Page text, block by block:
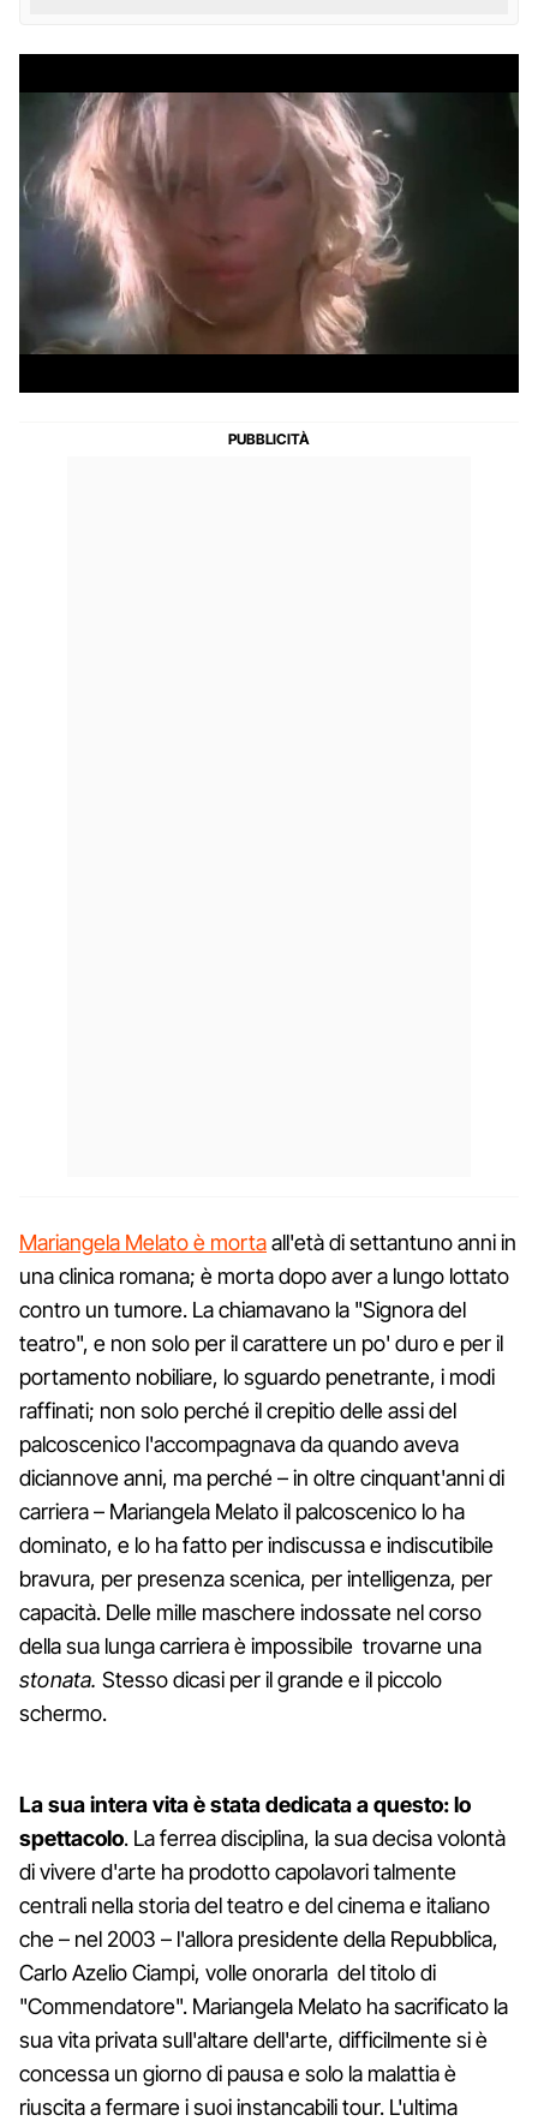
Mariangela Melato è mortaall'età di settantuno anni in
una clinica romana; è morta dopo aver a lungo lottato
contro un tumore. La chiamavano la "Signora del
teatro", e non solo per il carattere un po' duro e per il
portamento nobiliare, lo sguardo penetrante, i modi
raffinati; non solo perché il crepitio delle assi del
palcoscenico l'accompagnava da quando aveva
diciannove anni, ma perché – in oltre cinquant'anni di
carriera – Mariangela Melato il palcoscenico lo ha
dominato, e lo ha fatto per indiscussa e indiscutibile
bravura, per presenza scenica, per intelligenza, per
capacità. Delle mille maschere indossate nel corso
della sua lunga carriera è impossibile trovarne una
stonata. Stesso dicasi per il grande e il piccolo
schermo.
La sua intera vita è stata dedicata a questo: lo
spettacolo. La ferrea disciplina, la sua decisa volontà
di vivere d'arte ha prodotto capolavori talmente
centrali nella storia del teatro e del cinema e italiano
che – nel 2003 – l'allora presidente della Repubblica,
Carlo Azelio Ciampi, volle onorarla del titolo di
"Commendatore". Mariangela Melato ha sacrificato la
sua vita privata sull'altare dell'arte, difficilmente si è
concessa un giorno di pausa e solo la malattia è
riuscita a fermare i suoi instancabili tour. L'ultima